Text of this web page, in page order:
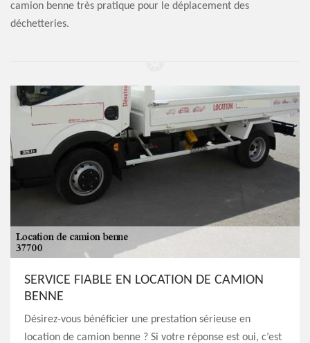
camion benne très pratique pour le déplacement des
déchetteries.
SERVICE FIABLE EN LOCATION DE CAMION
BENNE
Désirez-vous bénéficier une prestation sérieuse en
location de camion benne ? Si votre réponse est oui, c’est